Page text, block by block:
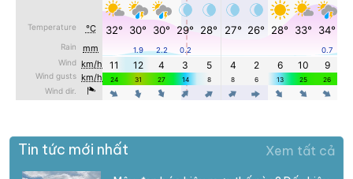
Tin tức mới nhất Xem tất cả